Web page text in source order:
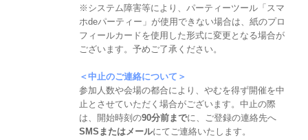
※システム障害等により、パーティーツール「スマ
ホdeパーティー」が使用できない場合は、紙のプロ
フィールカードを使用した形式に変更となる場合が
ございます。予めご了承ください。
＜中止のご連絡について＞
参加人数や会場の都合により、やむを得ず開催を中
止とさせていただく場合がございます。中止の際
は、開始時刻の90分前までに、ご登録の連絡先へ
SMSまたはメールにてご連絡いたします。